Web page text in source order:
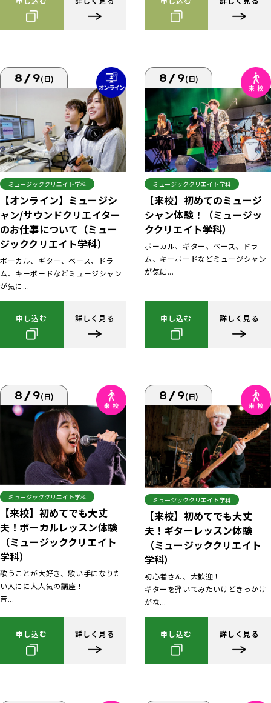
8/9(日)
ミュージッククリエイト学科
【オンライン】ミュージシ
ャン/サウンドクリエイター
のお仕事について（ミュー
ジッククリエイト学科）
ボーカル、ギター、ベース、ドラ
ム、キーボードなどミュージシャン
が気に...
申し込む 詳しく見る
8/9(日)
ミュージッククリエイト学科
【来校】初めてのミュージ
シャン体験！（ミュージッ
ククリエイト学科）
ボーカル、ギター、ベース、ドラ
ム、キーボードなどミュージシャン
が気に...
申し込む 詳しく見る
8/9(日)
ミュージッククリエイト学科
【来校】初めてでも大丈
夫！ボーカルレッスン体験
（ミュージッククリエイト
学科）
歌うことが大好き、歌い手になりた
い人にに大人気の講座！
音...
申し込む 詳しく見る
8/9(日)
ミュージッククリエイト学科
【来校】初めてでも大丈
夫！ギターレッスン体験
（ミュージッククリエイト
学科）
初心者さん、大歓迎！
ギターを弾いてみたいけどきっかけ
がな...
申し込む 詳しく見る